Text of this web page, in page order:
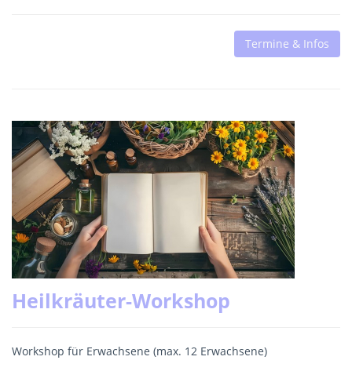
Termine & Infos
Heilkräuter-Workshop
Workshop für Erwachsene (max. 12 Erwachsene)